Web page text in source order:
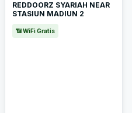
REDDOORZ SYARIAH NEAR
STASIUN MADIUN 2
📶 WiFi Gratis